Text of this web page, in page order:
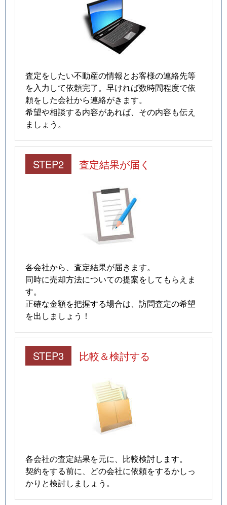
査定をしたい不動産の情報とお客様の連絡先等
を入力して依頼完了。早ければ数時間程度で依
頼をした会社から連絡がきます。
希望や相談する内容があれば、その内容も伝え
ましょう。
STEP2 査定結果が届く
各会社から、査定結果が届きます。
同時に売却方法についての提案をしてもらえま
す。
正確な金額を把握する場合は、訪問査定の希望
を出しましょう！
STEP3 比較＆検討する
各会社の査定結果を元に、比較検討します。
契約をする前に、どの会社に依頼をするかしっ
かりと検討しましょう。